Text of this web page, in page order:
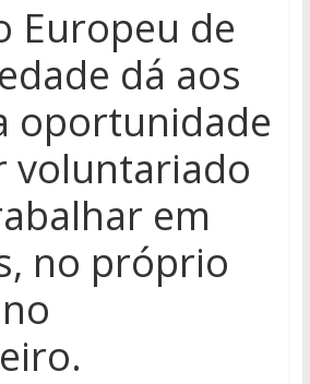
Europeu de
dá aos
oportunidade
voluntariado
em
no próprio